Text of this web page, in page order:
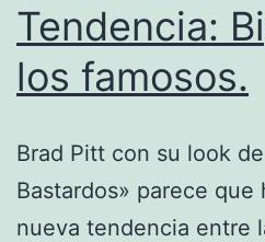
Tendencia:
los famosos.
Brad Pitt con su look
Bastardos» parece que
nueva tendencia entre